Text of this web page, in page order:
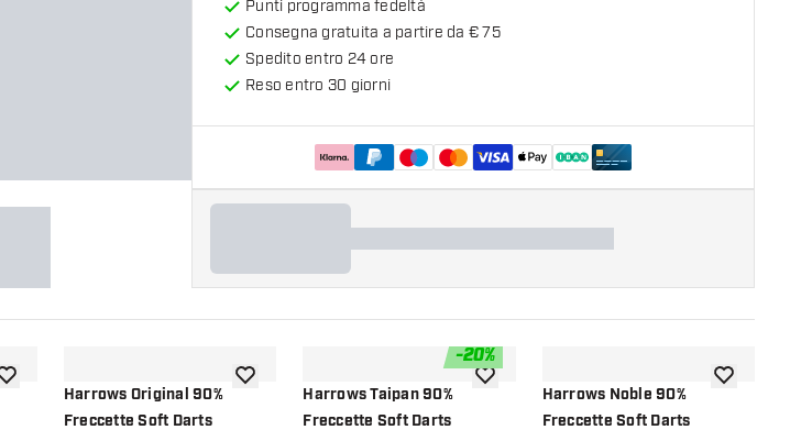
Punti programma fedeltà
Consegna gratuita a partire da € 75
Spedito entro 24 ore
Reso entro 30 giorni
aggiungi alla lista dei desideri
Harrows Original 90%
Freccette Soft Darts
aggiungi alla lista dei desideri
-20%
Harrows Taipan 90%
Freccette Soft Darts
aggiungi alla lista dei desideri
Harrows Noble 90%
Freccette Soft Darts
aggiungi